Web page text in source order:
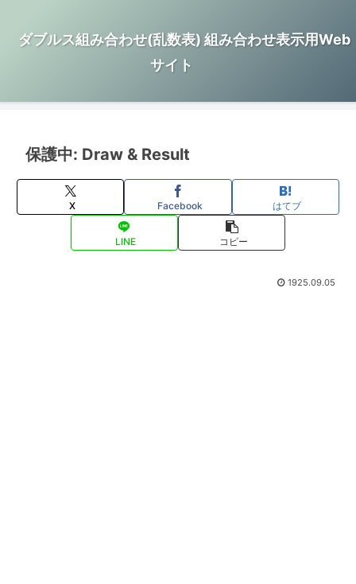
ダブルス組み合わせ(乱数表) 組み合わせ表示用Web
サイト
保護中: Draw & Result
X Facebook はてブ
LINE コピー
1925.09.05